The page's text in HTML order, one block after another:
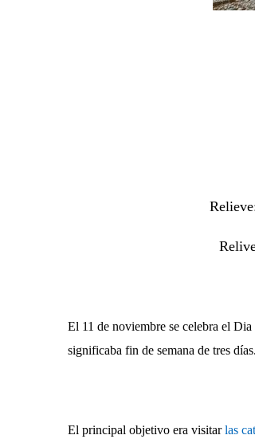
El 11 de noviembre se celebra el
significaba fin de semana de tres días.
El principal objetivo era visitarlas